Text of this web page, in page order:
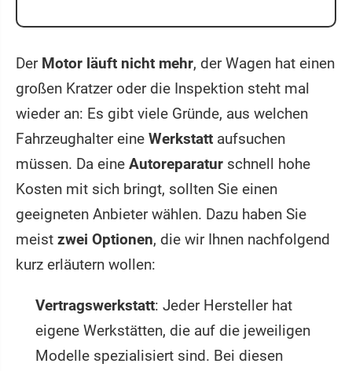
Der Motor läuft nicht mehr, der Wagen hat einen
großen Kratzer oder die Inspektion steht mal
wieder an: Es gibt viele Gründe, aus welchen
Fahrzeughalter eine Werkstatt aufsuchen
müssen. Da eine Autoreparatur schnell hohe
Kosten mit sich bringt, sollten Sie einen
geeigneten Anbieter wählen. Dazu haben Sie
meist zwei Optionen, die wir Ihnen nachfolgend
kurz erläutern wollen:
Vertragswerkstatt: Jeder Hersteller hat
eigene Werkstätten, die auf die jeweiligen
Modelle spezialisiert sind. Bei diesen